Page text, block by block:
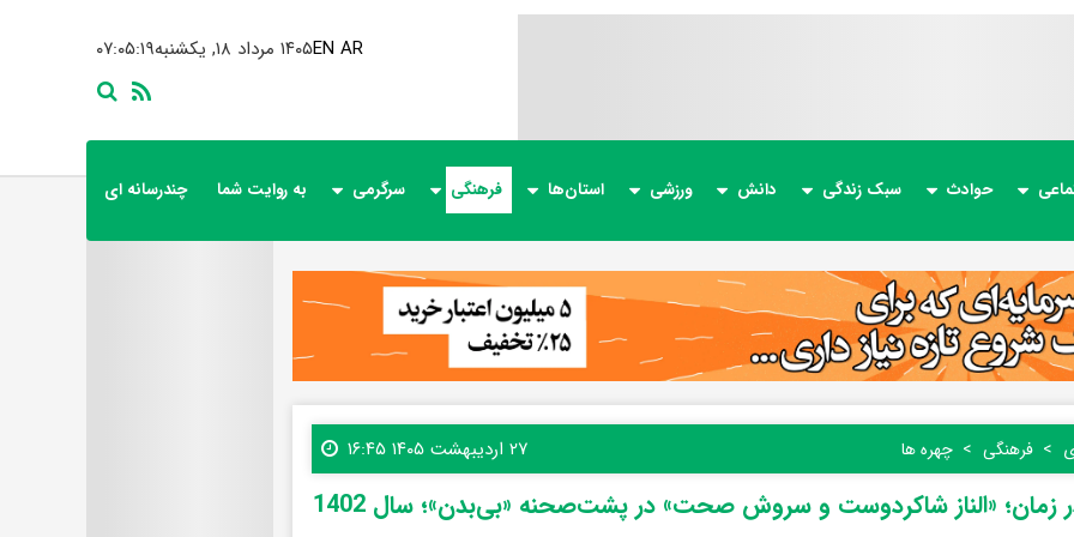
۰۷:۰۵:۲۱ ۱۴۰۵ مرداد ۱۸, یکشنبهEN AR
حوادث سبک زندگی دانش ورزشی استان‌ها فرهنگی سرگرمی به روایت شما چندرسانه ای
فرهنگی چهره ها ۲۷ اردیبهشت ۱۴۰۵ ۱۶:۴۵
زمان؛ «الناز شاکردوست و سروش صحت» در پشت‌صحنه «بی‌بدن»؛ سال 1402